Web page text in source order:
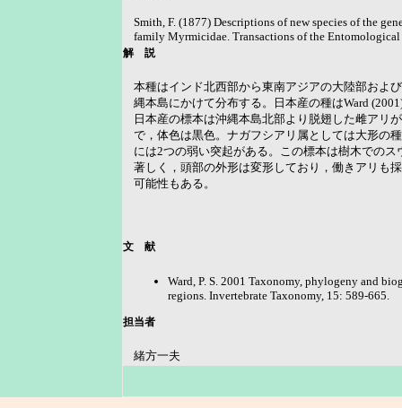
Smith, F. (1877) Descriptions of new species of the
family Myrmicidae. Transactions of the
解 説
本種はインド北西部から東南アジアの大陸部およ
縄本島にかけて分布する。日本産の種はWard
日本産の標本は沖縄本島北部より脱翅した雌アリ
で，体色は黒色。ナガフシアリ属としては大形の
には2つの弱い突起がある。この標本は樹木での
著しく，頭部の外形は変形しており，働きアリも
可能性もある。
文 献
Ward, P. S. 2001 Taxonomy, phylogeny and
regions. Invertebrate Taxonomy, 15: 589-665.
担当者
緒方一夫